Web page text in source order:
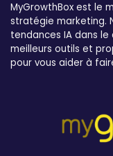
MyGrowthBox est le
stratégie marketing.
tendances IA dans
meilleurs outils et
pour vous aider à